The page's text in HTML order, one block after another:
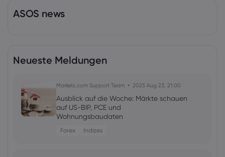
ASOS news
Neueste Meldungen
Markets.com Support Team 2025 Aug 23, 21:00
Ausblick auf die Woche: Märkte schauen
auf US-BIP, PCE und
Wohnungsbaudaten
Forex Indizes